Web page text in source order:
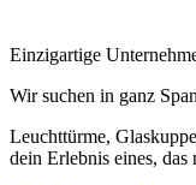
Einzigartige
Wir suchen in ganz
Leuchttürme,
dein Erlebnis eines, das